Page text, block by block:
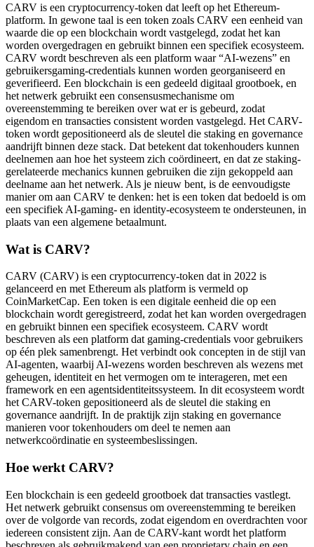
CARV is een cryptocurrency-token dat leeft op het Ethereum-
platform. In gewone taal is een token zoals CARV een eenheid van
waarde die op een blockchain wordt vastgelegd, zodat het kan
worden overgedragen en gebruikt binnen een specifiek ecosysteem.
CARV wordt beschreven als een platform waar “AI-wezens” en
gebruikersgaming-credentials kunnen worden georganiseerd en
geverifieerd. Een blockchain is een gedeeld digitaal grootboek, en
het netwerk gebruikt een consensusmechanisme om
overeenstemming te bereiken over wat er is gebeurd, zodat
eigendom en transacties consistent worden vastgelegd. Het CARV-
token wordt gepositioneerd als de sleutel die staking en governance
aandrijft binnen deze stack. Dat betekent dat tokenhouders kunnen
deelnemen aan hoe het systeem zich coördineert, en dat ze staking-
gerelateerde mechanics kunnen gebruiken die zijn gekoppeld aan
deelname aan het netwerk. Als je nieuw bent, is de eenvoudigste
manier om aan CARV te denken: het is een token dat bedoeld is om
een specifiek AI-gaming- en identity-ecosysteem te ondersteunen, in
plaats van een algemene betaalmunt.
Wat is CARV?
CARV (CARV) is een cryptocurrency-token dat in 2022 is
gelanceerd en met Ethereum als platform is vermeld op
CoinMarketCap. Een token is een digitale eenheid die op een
blockchain wordt geregistreerd, zodat het kan worden overgedragen
en gebruikt binnen een specifiek ecosysteem. CARV wordt
beschreven als een platform dat gaming-credentials voor gebruikers
op één plek samenbrengt. Het verbindt ook concepten in de stijl van
AI-agenten, waarbij AI-wezens worden beschreven als wezens met
geheugen, identiteit en het vermogen om te interageren, met een
framework en een agentsidentiteitssysteem. In dit ecosysteem wordt
het CARV-token gepositioneerd als de sleutel die staking en
governance aandrijft. In de praktijk zijn staking en governance
manieren voor tokenhouders om deel te nemen aan
netwerkcoördinatie en systeembeslissingen.
Hoe werkt CARV?
Een blockchain is een gedeeld grootboek dat transacties vastlegt.
Het netwerk gebruikt consensus om overeenstemming te bereiken
over de volgorde van records, zodat eigendom en overdrachten voor
iedereen consistent zijn. Aan de CARV-kant wordt het platform